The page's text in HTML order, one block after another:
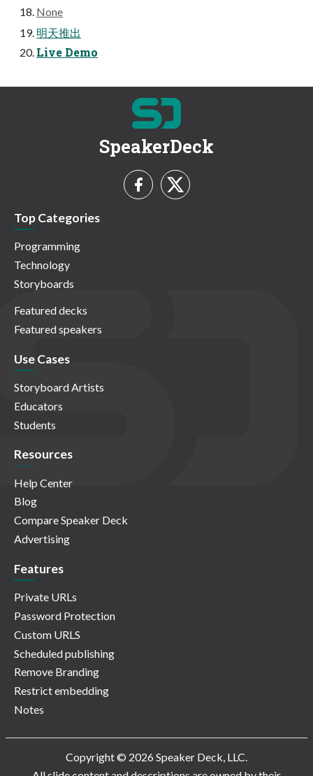
None
明天推出
Live Demo
SpeakerDeck
Top Categories
Programming
Technology
Storyboards
Featured decks
Featured speakers
Use Cases
Storyboard Artists
Educators
Students
Resources
Help Center
Blog
Compare Speaker Deck
Advertising
Features
Private URLs
Password Protection
Custom URLS
Scheduled publishing
Remove Branding
Restrict embedding
Notes
Copyright © 2026 Speaker Deck, LLC.